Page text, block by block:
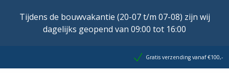
Tijdens de bouwvakantie (20-07 t/m 07-08) zijn wij
dagelijks geopend van 09:00 tot 16:00
Gratis verzending vanaf €100,-